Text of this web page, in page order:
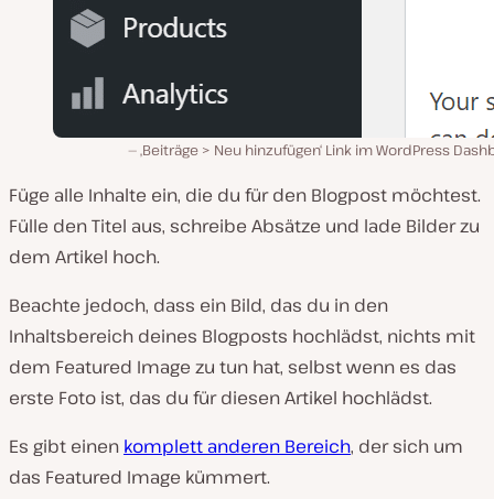
‚Beiträge > Neu hinzufügen‘ Link im WordPress
Füge alle Inhalte ein, die du für den Blogpost möchtest.
Fülle den Titel aus, schreibe Absätze und lade Bilder zu
dem Artikel hoch.
Beachte jedoch, dass ein Bild, das du in den
Inhaltsbereich deines Blogposts hochlädst, nichts mit
dem Featured Image zu tun hat, selbst wenn es das
erste Foto ist, das du für diesen Artikel hochlädst.
Es gibt einen komplett anderen Bereich, der sich um
das Featured Image kümmert.